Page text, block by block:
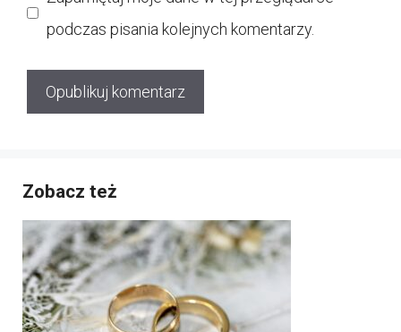
podczas pisania kolejnych komentarzy.
Zobacz też